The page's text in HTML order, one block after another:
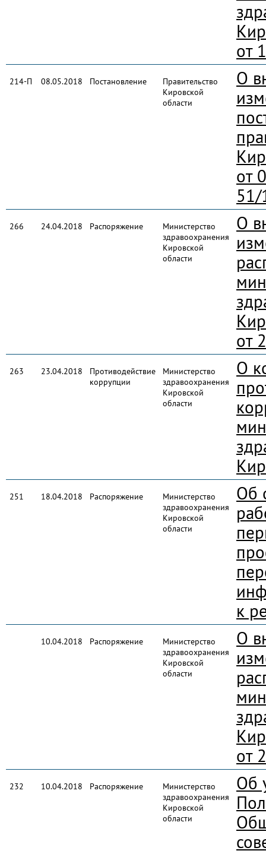
от
214-П 08.05.2018 Постановление
Правительство
Кировской
области
О
от
51/
266 24.04.2018 Распоряжение
Министерство
здравоохранения
Кировской
области
О
от
263 23.04.2018
Противодействие
коррупции
Министерство
здравоохранения
Кировской
области
О
251 18.04.2018 Распоряжение
Министерство
здравоохранения
Кировской
области
Об
к
10.04.2018 Распоряжение
Министерство
здравоохранения
Кировской
области
О
от
232 10.04.2018 Распоряжение
Министерство
здравоохранения
Кировской
области
Об